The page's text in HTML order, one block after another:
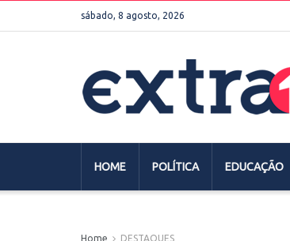
sábado, 8 agosto, 2026
HOME POLÍTICA EDUCAÇÃO
Home DESTAQUES